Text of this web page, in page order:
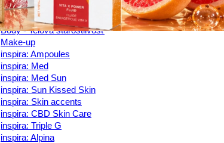
Ampoules - Ampulky s účinnými látkami
Men - Pre mužov
Body - Telová starostlivosť
Make-up
inspira: Ampoules
inspira: Med
inspira: Med Sun
inspira: Sun Kissed Skin
inspira: Skin accents
inspira: CBD Skin Care
inspira: Triple G
inspira: Alpina